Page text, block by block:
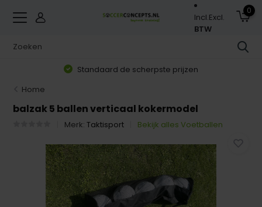
Incl.Excl.
BTW
0
Standaard de scherpste prijzen
Home
balzak 5 ballen verticaal kokermodel
Merk:Taktisport Bekijk alles Voetballen